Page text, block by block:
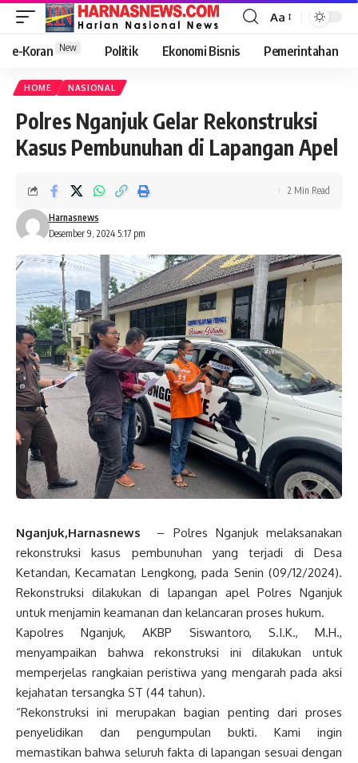
Aa
e-Koran New Politik Ekonomi Bisnis Pemerintahan
HOME NASIONAL
Polres Nganjuk Gelar Rekonstruksi
Kasus Pembunuhan di Lapangan Apel
Desember 9, 2024 5:17 pm
Harnasnews
2 Min Read
Nganjuk,Harnasnews – Polres Nganjuk melaksanakan
rekonstruksi kasus pembunuhan yang terjadi di Desa
Ketandan, Kecamatan Lengkong, pada Senin (09/12/2024).
Rekonstruksi dilakukan di lapangan apel Polres Nganjuk
untuk menjamin keamanan dan kelancaran proses hukum.
Kapolres Nganjuk, AKBP Siswantoro, S.I.K., M.H.,
menyampaikan bahwa rekonstruksi ini dilakukan untuk
memperjelas rangkaian peristiwa yang mengarah pada aksi
kejahatan tersangka ST (44 tahun).
“Rekonstruksi ini merupakan bagian penting dari proses
penyelidikan dan pengumpulan bukti. Kami ingin
memastikan bahwa seluruh fakta di lapangan sesuai dengan